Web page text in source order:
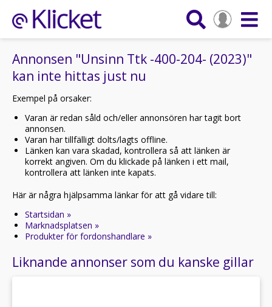
Annonsen "Unsinn Ttk -400-204- (2023)"
kan inte hittas just nu
Exempel på orsaker:
Varan är redan såld och/eller annonsören har tagit bort
annonsen.
Varan har tillfälligt dolts/lagts offline.
Länken kan vara skadad, kontrollera så att länken är
korrekt angiven. Om du klickade på länken i ett mail,
kontrollera att länken inte kapats.
Här är några hjälpsamma länkar för att gå vidare till:
Startsidan »
Marknadsplatsen »
Produkter för fordonshandlare »
Liknande annonser som du kanske gillar